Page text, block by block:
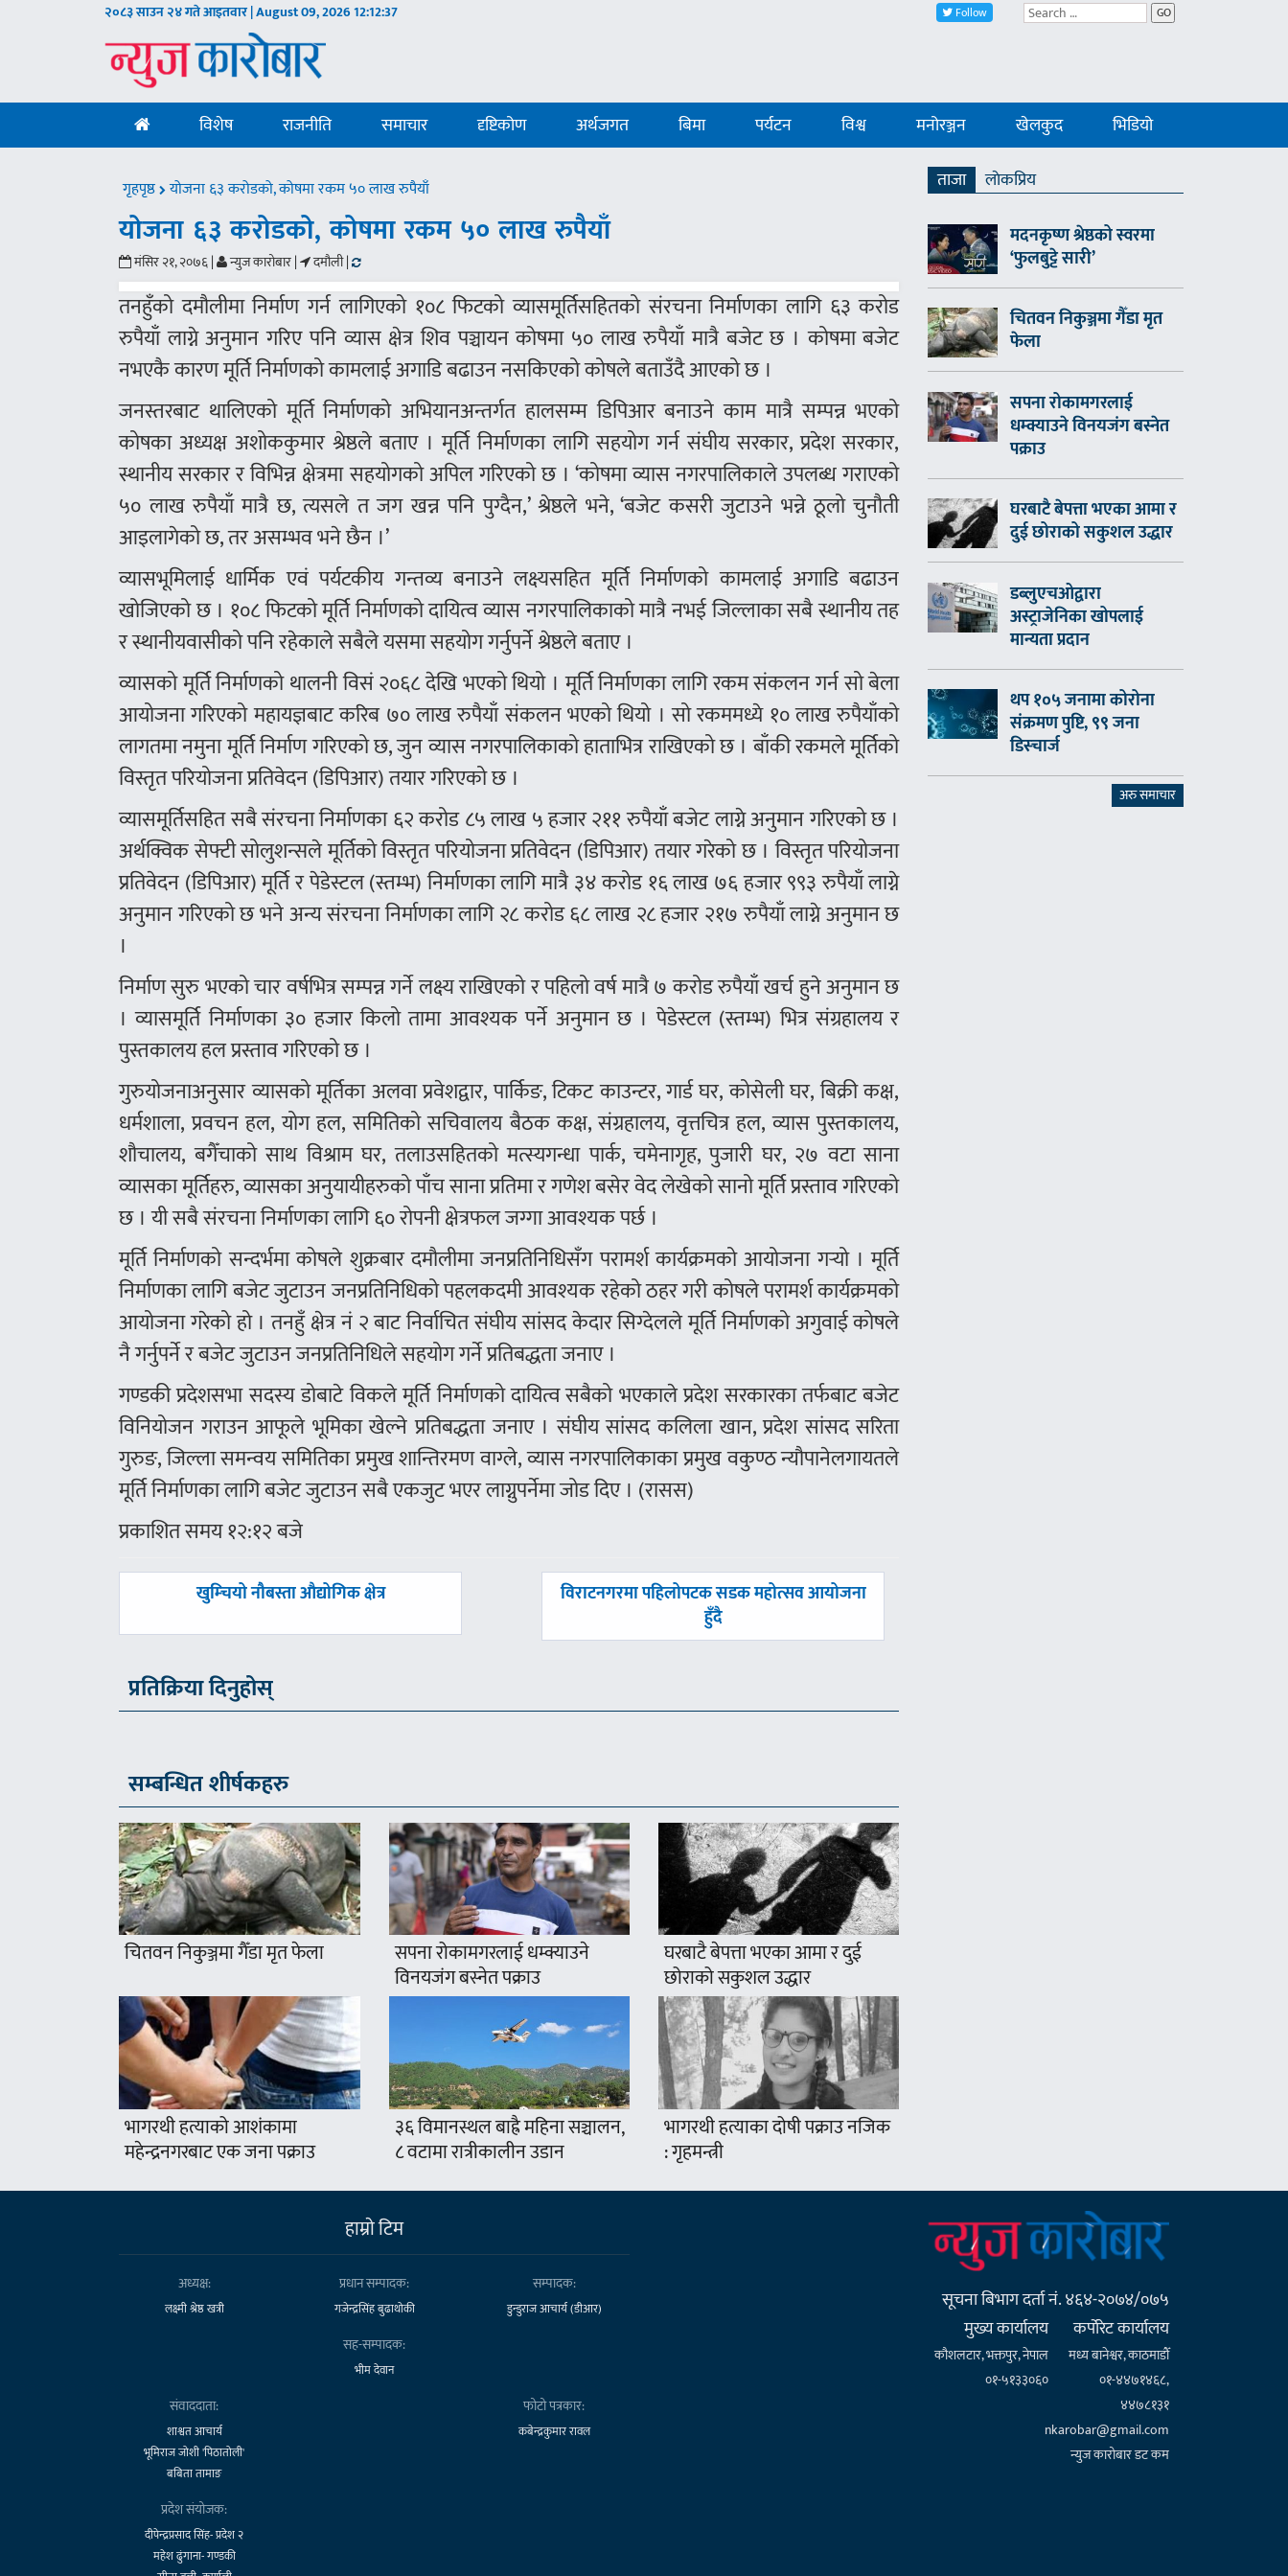
२०८३ साउन २४ गते आइतवार | August 09, 202612:12:38 Follow GO
विशेष राजनीति समाचार दृष्टिकोण अर्थजगत बिमा पर्यटन विश्व मनोरञ्जन खेलकुद भिडियो
गृहपृष्ठ योजना ६३ करोडको, कोषमा रकम ५० लाख रुपैयाँ
योजना ६३ करोडको, कोषमा रकम ५० लाख रुपैयाँ
मंसिर २१, २०७६ | न्युज कारोबार | दमौली |
तनहुँको दमौलीमा निर्माण गर्न लागिएको १०८ फिटको व्यासमूर्तिसहितको संरचना निर्माणका लागि ६३ करोड
रुपैयाँ लाग्ने अनुमान गरिए पनि व्यास क्षेत्र शिव पञ्चायन कोषमा ५० लाख रुपैयाँ मात्रै बजेट छ । कोषमा बजेट
नभएकै कारण मूर्ति निर्माणको कामलाई अगाडि बढाउन नसकिएको कोषले बताउँदै आएको छ ।
जनस्तरबाट थालिएको मूर्ति निर्माणको अभियानअन्तर्गत हालसम्म डिपिआर बनाउने काम मात्रै सम्पन्न भएको
कोषका अध्यक्ष अशोककुमार श्रेष्ठले बताए । मूर्ति निर्माणका लागि सहयोग गर्न संघीय सरकार, प्रदेश सरकार,
स्थानीय सरकार र विभिन्न क्षेत्रमा सहयोगको अपिल गरिएको छ । ‘कोषमा व्यास नगरपालिकाले उपलब्ध गराएको
५० लाख रुपैयाँ मात्रै छ, त्यसले त जग खन्न पनि पुग्दैन,’ श्रेष्ठले भने, ‘बजेट कसरी जुटाउने भन्ने ठूलो चुनौती
आइलागेको छ, तर असम्भव भने छैन ।’
व्यासभूमिलाई धार्मिक एवं पर्यटकीय गन्तव्य बनाउने लक्ष्यसहित मूर्ति निर्माणको कामलाई अगाडि बढाउन
खोजिएको छ । १०८ फिटको मूर्ति निर्माणको दायित्व व्यास नगरपालिकाको मात्रै नभई जिल्लाका सबै स्थानीय तह
र स्थानीयवासीको पनि रहेकाले सबैले यसमा सहयोग गर्नुपर्ने श्रेष्ठले बताए ।
व्यासको मूर्ति निर्माणको थालनी विसं २०६८ देखि भएको थियो । मूर्ति निर्माणका लागि रकम संकलन गर्न सो बेला
आयोजना गरिएको महायज्ञबाट करिब ७० लाख रुपैयाँ संकलन भएको थियो । सो रकममध्ये १० लाख रुपैयाँको
लागतमा नमुना मूर्ति निर्माण गरिएको छ, जुन व्यास नगरपालिकाको हाताभित्र राखिएको छ । बाँकी रकमले मूर्तिको
विस्तृत परियोजना प्रतिवेदन (डिपिआर) तयार गरिएको छ ।
व्यासमूर्तिसहित सबै संरचना निर्माणका ६२ करोड ८५ लाख ५ हजार २११ रुपैयाँ बजेट लाग्ने अनुमान गरिएको छ ।
अर्थक्विक सेफ्टी सोलुशन्सले मूर्तिको विस्तृत परियोजना प्रतिवेदन (डिपिआर) तयार गरेको छ । विस्तृत परियोजना
प्रतिवेदन (डिपिआर) मूर्ति र पेडेस्टल (स्तम्भ) निर्माणका लागि मात्रै ३४ करोड १६ लाख ७६ हजार ९९३ रुपैयाँ लाग्ने
अनुमान गरिएको छ भने अन्य संरचना निर्माणका लागि २८ करोड ६८ लाख २८ हजार २१७ रुपैयाँ लाग्ने अनुमान छ
।
निर्माण सुरु भएको चार वर्षभित्र सम्पन्न गर्ने लक्ष्य राखिएको र पहिलो वर्ष मात्रै ७ करोड रुपैयाँ खर्च हुने अनुमान छ
। व्यासमूर्ति निर्माणका ३० हजार किलो तामा आवश्यक पर्ने अनुमान छ । पेडेस्टल (स्तम्भ) भित्र संग्रहालय र
पुस्तकालय हल प्रस्ताव गरिएको छ ।
गुरुयोजनाअनुसार व्यासको मूर्तिका अलवा प्रवेशद्वार, पार्किङ, टिकट काउन्टर, गार्ड घर, कोसेली घर, बिक्री कक्ष,
धर्मशाला, प्रवचन हल, योग हल, समितिको सचिवालय बैठक कक्ष, संग्रहालय, वृत्तचित्र हल, व्यास पुस्तकालय,
शौचालय, बगैँचाको साथ विश्राम घर, तलाउसहितको मत्स्यगन्धा पार्क, चमेनागृह, पुजारी घर, २७ वटा साना
व्यासका मूर्तिहरु, व्यासका अनुयायीहरुको पाँच साना प्रतिमा र गणेश बसेर वेद लेखेको सानो मूर्ति प्रस्ताव गरिएको
छ । यी सबै संरचना निर्माणका लागि ६० रोपनी क्षेत्रफल जग्गा आवश्यक पर्छ ।
मूर्ति निर्माणको सन्दर्भमा कोषले शुक्रबार दमौलीमा जनप्रतिनिधिसँग परामर्श कार्यक्रमको आयोजना गर्‍यो । मूर्ति
निर्माणका लागि बजेट जुटाउन जनप्रतिनिधिको पहलकदमी आवश्यक रहेको ठहर गरी कोषले परामर्श कार्यक्रमको
आयोजना गरेको हो । तनहुँ क्षेत्र नं २ बाट निर्वाचित संघीय सांसद केदार सिग्देलले मूर्ति निर्माणको अगुवाई कोषले
नै गर्नुपर्ने र बजेट जुटाउन जनप्रतिनिधिले सहयोग गर्ने प्रतिबद्धता जनाए ।
गण्डकी प्रदेशसभा सदस्य डोबाटे विकले मूर्ति निर्माणको दायित्व सबैको भएकाले प्रदेश सरकारका तर्फबाट बजेट
विनियोजन गराउन आफूले भूमिका खेल्ने प्रतिबद्धता जनाए । संघीय सांसद कलिला खान, प्रदेश सांसद सरिता
गुरुङ, जिल्ला समन्वय समितिका प्रमुख शान्तिरमण वाग्ले, व्यास नगरपालिकाका प्रमुख वकुण्ठ न्यौपानेलगायतले
मूर्ति निर्माणका लागि बजेट जुटाउन सबै एकजुट भएर लाग्नुपर्नेमा जोड दिए । (रासस)
प्रकाशित समय १२:१२ बजे
पछिल्लाे
खुम्चियो नौबस्ता औद्योगिक क्षेत्र
अघिल्लाे
विराटनगरमा पहिलोपटक सडक महोत्सव आयोजना
हुँदै
प्रतिक्रिया दिनुहोस्
सम्बन्धित शीर्षकहरु
चितवन निकुञ्जमा गैँडा मृत फेला सपना रोकामगरलाई धम्क्याउने
विनयजंग बस्नेत पक्राउ
घरबाटै बेपत्ता भएका आमा र दुई
छोराको सकुशल उद्धार
भागरथी हत्याको आशंकामा
महेन्द्रनगरबाट एक जना पक्राउ
३६ विमानस्थल बाह्रै महिना सञ्चालन,
८ वटामा रात्रीकालीन उडान
भागरथी हत्याका दोषी पक्राउ नजिक
: गृहमन्त्री
ताजा
लाेकप्रिय
मदनकृष्ण श्रेष्ठको स्वरमा
‘फुलबुट्टे सारी’
चितवन निकुञ्जमा गैँडा मृत
फेला
सपना रोकामगरलाई
धम्क्याउने विनयजंग बस्नेत
पक्राउ
घरबाटै बेपत्ता भएका आमा र
दुई छोराको सकुशल उद्धार
डब्लुएचओद्वारा
अस्ट्राजेनिका खोपलाई
मान्यता प्रदान
थप १०५ जनामा कोरोना
संक्रमण पुष्टि, ९९ जना
डिस्चार्ज
अरु समाचार
हाम्राे टिम
अध्यक्ष:
लक्ष्मी श्रेष्ठ खत्री
प्रधान सम्पादक:
गजेन्द्रसिंह बुढाथोकी
सम्पादक:
डुन्डुराज आचार्य (डीआर)
सह-सम्पादक:
भीम देवान
संवाददाता:
शाश्वत आचार्य
भूमिराज जोशी 'पिठातोली'
बबिता तामाङ
फोटो पत्रकार:
कबेन्द्रकुमार रावल
प्रदेश संयोजक:
दीपेन्द्रप्रसाद सिंह- प्रदेश २
महेश ढुंगाना- गण्डकी
सूचना बिभाग दर्ता नं. ४६४-२०७४/०७५
मुख्य कार्यालय
कौशलटार, भक्तपुर, नेपाल
०१-५१३३०६०
कर्पाेरेट कार्यालय
मध्य बानेश्वर, काठमाडौँ
०१-४४७१४६८,
४४७८१३१
nkarobar@gmail.com
न्युज कारोबार डट कम